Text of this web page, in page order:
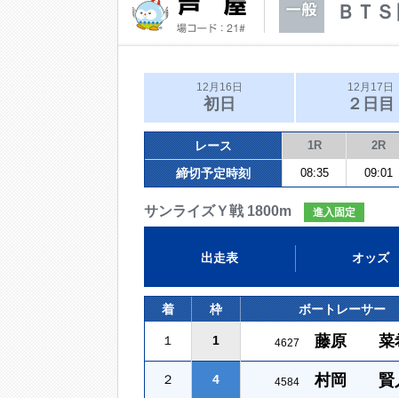
ＢＴ
12月16日
初日
12月17日
２日目
レース 1R 2R
締切予定時刻 08:35 09:01
サンライズＹ戦 1800m 進入固定
出走表 オッズ
着 枠 ボートレーサー
１ 1 4627 藤原 菜
２ 4 4584 村岡 賢